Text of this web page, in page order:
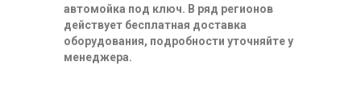
автомойка под ключ. В ряд регионов
действует бесплатная доставка
оборудования, подробности уточняйте у
менеджера.